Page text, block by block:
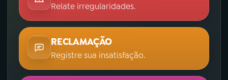
Relate irregularidades.
RECLAMAÇÃO
Registre sua insatisfação.